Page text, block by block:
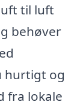
til luft
behøver
hurtigt og
fra lokale